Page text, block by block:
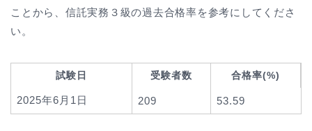
ことから、信託実務３級の過去合格率を参考にしてくださ
い。
試験日 受験者数 合格率(%)
2025年6月1日 209 53.59